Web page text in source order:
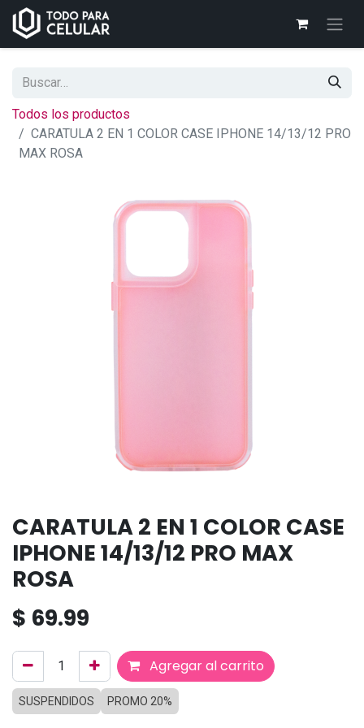
Todos los productos
CARATULA 2 EN 1 COLOR CASE IPHONE 14/13/12 PRO
MAX ROSA
CARATULA 2 EN 1 COLOR CASE
IPHONE 14/13/12 PRO MAX
ROSA
$ 69.99
Agregar al carrito
SUSPENDIDOS PROMO 20%